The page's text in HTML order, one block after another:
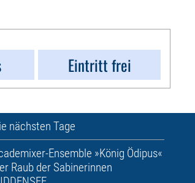
Eintritt frei
nächsten Tage
Ensemble »König Ödipus«
Raub der Sabinerinnen